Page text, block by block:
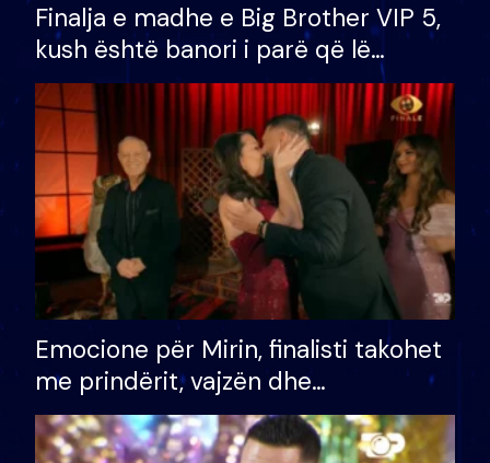
Finalja e madhe e Big Brother VIP 5,
kush është banori i parë që lë
shtëpinë dhe humb mundësinë për
të fituar çmimin e madh
Emocione për Mirin, finalisti takohet
me prindërit, vajzën dhe
bashkëshorten: S’kemi ndonjë letër
divorci apo jo?